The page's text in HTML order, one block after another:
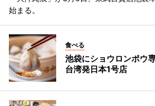
始まる。
食べる
池袋にショウロンポウ
台湾発日本1号店